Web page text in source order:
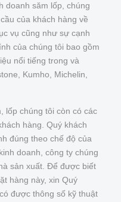
doanh săm lốp, chúng
của khách hàng về
vụ cũng như sự cạnh
của chúng tôi bao gồm
nổi tiếng trong và
Kumho, Michelin,
lốp chúng tôi còn có các
hàng. Quý khách
đúng theo chế độ của
doanh, công ty chúng
sản xuất. Để được biết
hàng này, xin Quý
được thông số kỹ thuật